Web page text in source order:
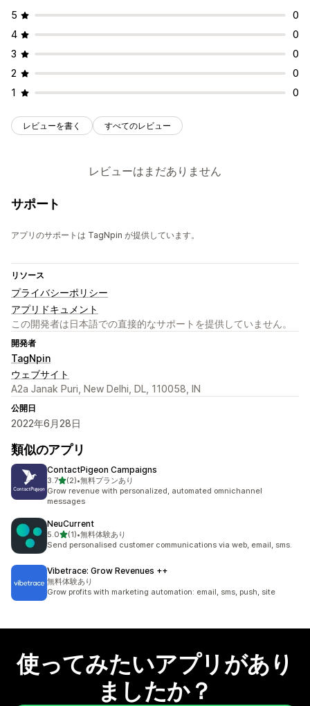
5
0
4
0
3
0
2
0
1
0
レビューを書く すべてのレビュー
レビューはまだありません
サポート
アプリのサポートは TagNpin が提供しています。
リソース
プライバシーポリシー
アプリドキュメント
この開発者は日本語での直接的なサポートを提供していません。
開発者
TagNpin
ウェブサイト
A2a Janak Puri, New Delhi, DL, 110058, IN
公開日
2022年6月28日
類似のアプリ
ContactPigeon Campaigns
3.75つ星中
(2)
合計レビュー数：2件
•無料プランあり
Grow revenue with personalized, automated omnichannel
messages
NeuCurrent
5.05つ星中
(1)
合計レビュー数：1件
•無料体験あり
Send personalised customer communications via web, email, sms.
Vibetrace: Grow Revenues ++
無料体験あり
Grow profits with marketing automation: email, sms, push, site
使ってみたいアプリがあり
ましたか？